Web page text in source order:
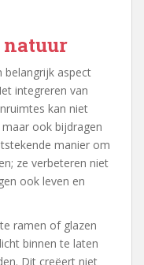
natuur
belangrijk aspect
integreren van
kan niet
ook bijdragen
manier om
ze verbeteren niet
ook leven en
ramen of glazen
binnen te laten
Dit creëert niet